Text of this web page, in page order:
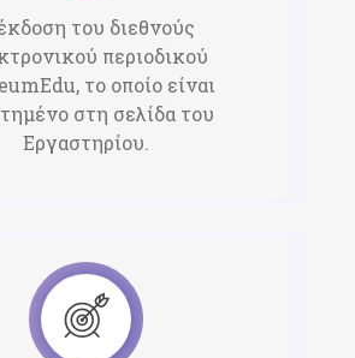
του διεθνούς
περιοδικού
το οποίο είναι
στη σελίδα του
Εργαστηρίου.​